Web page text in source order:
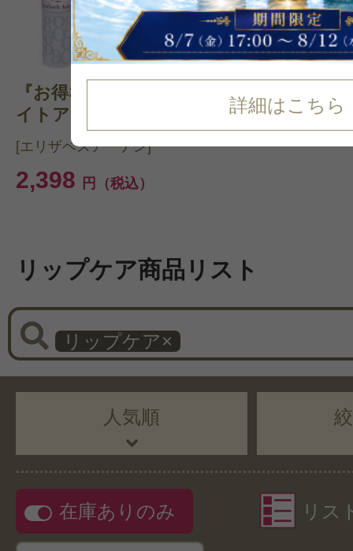
詳細はこちら
『お得なセット！』エ
イトアワークリー...
[エリザベスアーデン]
2,398 円（税込）
リップケア商品リスト
リップケア×
人気順
在庫ありのみ リス